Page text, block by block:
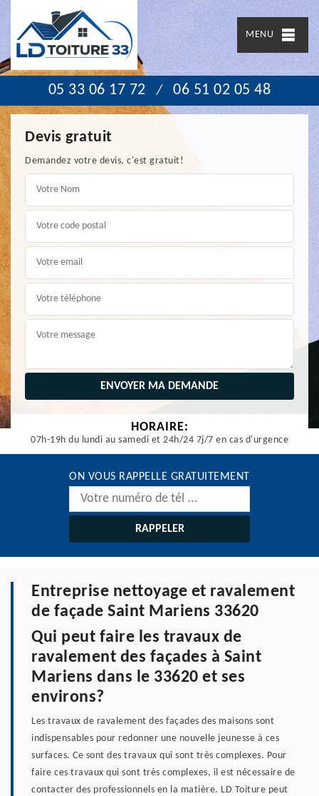
MENU
05 33 06 17 72 / 06 51 02 05 48
Devis gratuit
Demandez votre devis, c'est gratuit!
HORAIRE:
07h-19h du lundi au samedi et 24h/24 7j/7 en cas d'urgence
ON VOUS RAPPELLE GRATUITEMENT
Entreprise nettoyage et ravalement
de façade Saint Mariens 33620
Qui peut faire les travaux de
ravalement des façades à Saint
Mariens dans le 33620 et ses
environs?
Les travaux de ravalement des façades des maisons sont
indispensables pour redonner une nouvelle jeunesse à ces
surfaces. Ce sont des travaux qui sont très complexes. Pour
faire ces travaux qui sont très complexes, il est nécessaire de
contacter des professionnels en la matière. LD Toiture peut